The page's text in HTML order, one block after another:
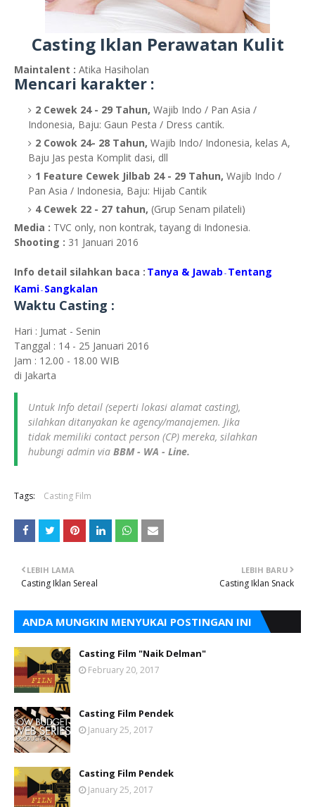
Casting Iklan Perawatan Kulit
Maintalent : Atika Hasiholan
Mencari karakter :
2 Cewek 24 - 29 Tahun, Wajib Indo / Pan Asia /
Indonesia, Baju: Gaun Pesta / Dress cantik.
2 Cowok 24- 28 Tahun, Wajib Indo/ Indonesia, kelas A,
Baju Jas pesta Komplit dasi, dll
1 Feature Cewek Jilbab 24 - 29 Tahun, Wajib Indo /
Pan Asia / Indonesia, Baju: Hijab Cantik
4 Cewek 22 - 27 tahun, (Grup Senam pilateli)
Media : TVC only, non kontrak, tayang di Indonesia.
Shooting : 31 Januari 2016
Info detail silahkan baca : Tanya & Jawab - Tentang
Kami - Sangkalan
Waktu Casting :
Hari : Jumat - Senin
Tanggal : 14 - 25 Januari 2016
Jam : 12.00 - 18.00 WIB
di Jakarta
Untuk Info detail (seperti lokasi alamat casting),
silahkan ditanyakan ke agency/manajemen. Jika
tidak memiliki contact person (CP) mereka, silahkan
hubungi admin via BBM - WA - Line.
Tags: Casting Film
LEBIH BARU
Casting Iklan Snack
LEBIH LAMA
Casting Iklan Sereal
ANDA MUNGKIN MENYUKAI POSTINGAN INI
Casting Film "Naik Delman"
February 20, 2017
Casting Film Pendek
January 25, 2017
Casting Film Pendek
January 25, 2017